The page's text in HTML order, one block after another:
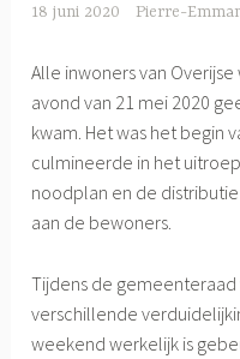
18 juni 2020 Pierre-
Alle inwoners van
avond van 21 mei 2020
kwam. Het was het begin
culmineerde in het
noodplan en de
aan de bewoners.
Tijdens de
verschillende
weekend werkelijk is